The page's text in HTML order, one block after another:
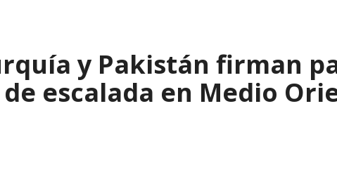
y Pakistán firman
escalada en Medio